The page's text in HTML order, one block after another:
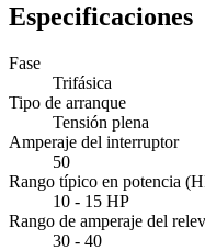
Especificaciones
Fase
Trifásica
Tipo de arranque
Tensión plena
Amperaje del interruptor
50
Rango típico en potencia
10 - 15 HP
Rango de amperaje del
30 - 40